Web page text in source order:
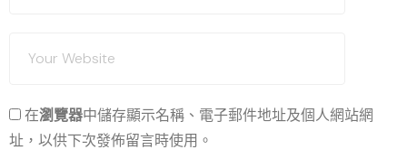
在瀏覽器中儲存顯示名稱、電子郵件地址及個人網站網
址，以供下次發佈留言時使用。